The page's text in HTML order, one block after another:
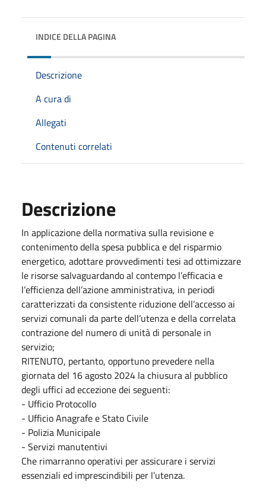
INDICE DELLA PAGINA
Descrizione
A cura di
Allegati
Contenuti correlati
Descrizione
In applicazione della normativa sulla revisione e
contenimento della spesa pubblica e del risparmio
energetico, adottare provvedimenti tesi ad ottimizzare
le risorse salvaguardando al contempo l’efficacia e
l’efficienza dell’azione amministrativa, in periodi
caratterizzati da consistente riduzione dell’accesso ai
servizi comunali da parte dell’utenza e della correlata
contrazione del numero di unità di personale in
servizio;
RITENUTO, pertanto, opportuno prevedere nella
giornata del 16 agosto 2024 la chiusura al pubblico
degli uffici ad eccezione dei seguenti:
- Ufficio Protocollo
- Ufficio Anagrafe e Stato Civile
- Polizia Municipale
- Servizi manutentivi
Che rimarranno operativi per assicurare i servizi
essenziali ed imprescindibili per l’utenza.